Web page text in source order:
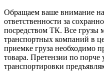
Обращаем ваше внимание
ответственности за
посредством ТК. Все грузы
транспортных компаний в
приемке груза необходимо
товара. Претензии по порче
транспортировки